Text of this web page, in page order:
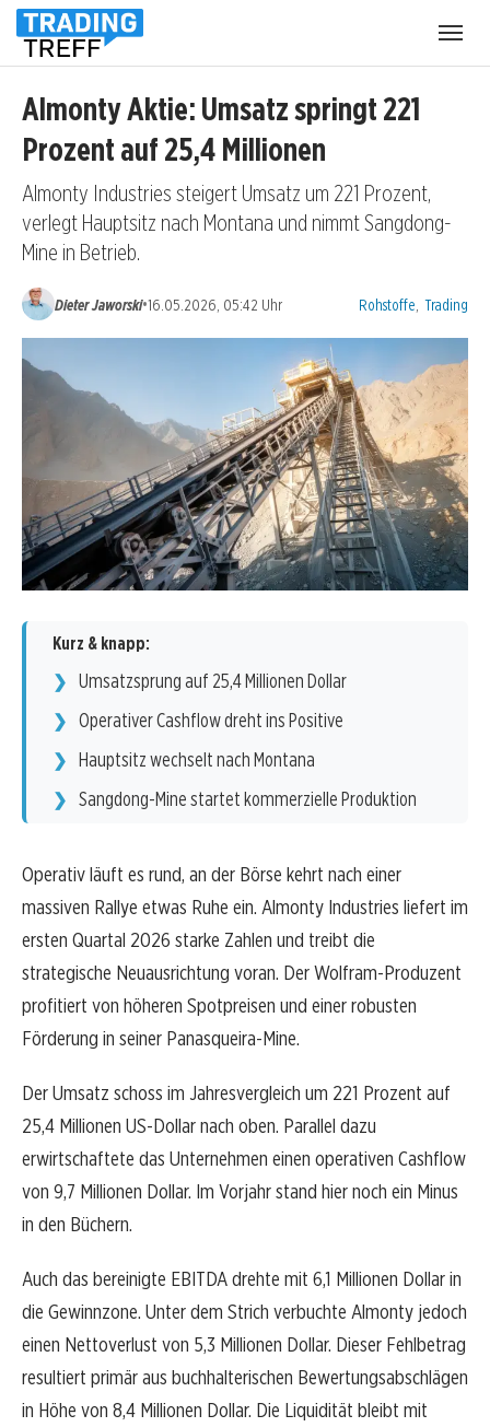
Almonty Aktie: Umsatz springt 221
Prozent auf 25,4 Millionen
Almonty Industries steigert Umsatz um 221 Prozent,
verlegt Hauptsitz nach Montana und nimmt Sangdong-
Mine in Betrieb.
Dieter Jaworski•16.05.2026, 05:42 Uhr Kategorien:
Rohstoffe Trading
Kurz & knapp:
Umsatzsprung auf 25,4 Millionen Dollar
Operativer Cashflow dreht ins Positive
Hauptsitz wechselt nach Montana
Sangdong-Mine startet kommerzielle Produktion
Operativ läuft es rund, an der Börse kehrt nach einer
massiven Rallye etwas Ruhe ein. Almonty Industries liefert im
ersten Quartal 2026 starke Zahlen und treibt die
strategische Neuausrichtung voran. Der Wolfram-Produzent
profitiert von höheren Spotpreisen und einer robusten
Förderung in seiner Panasqueira-Mine.
Der Umsatz schoss im Jahresvergleich um 221 Prozent auf
25,4 Millionen US-Dollar nach oben. Parallel dazu
erwirtschaftete das Unternehmen einen operativen Cashflow
von 9,7 Millionen Dollar. Im Vorjahr stand hier noch ein Minus
in den Büchern.
Auch das bereinigte EBITDA drehte mit 6,1 Millionen Dollar in
die Gewinnzone. Unter dem Strich verbuchte Almonty jedoch
einen Nettoverlust von 5,3 Millionen Dollar. Dieser Fehlbetrag
resultiert primär aus buchhalterischen Bewertungsabschlägen
in Höhe von 8,4 Millionen Dollar. Die Liquidität bleibt mit